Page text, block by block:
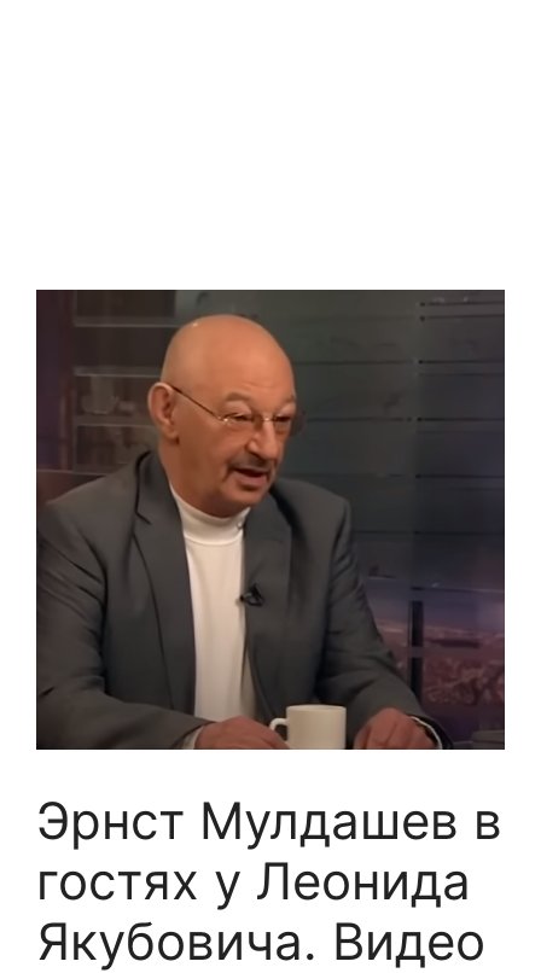
Эрнст Мулдашев в
гостях у Леонида
Якубовича. Видео